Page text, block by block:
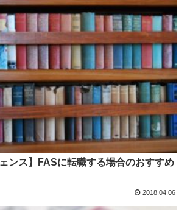
ンス】FASに転職する場合のおすすめ
2018.04.06